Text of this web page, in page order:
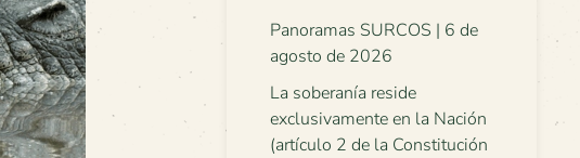
Panoramas SURCOS | 6 de
agosto de 2026
La soberanía reside
exclusivamente en la Nación
(artículo 2 de la Constitución